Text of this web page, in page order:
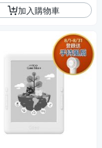
加入購物車